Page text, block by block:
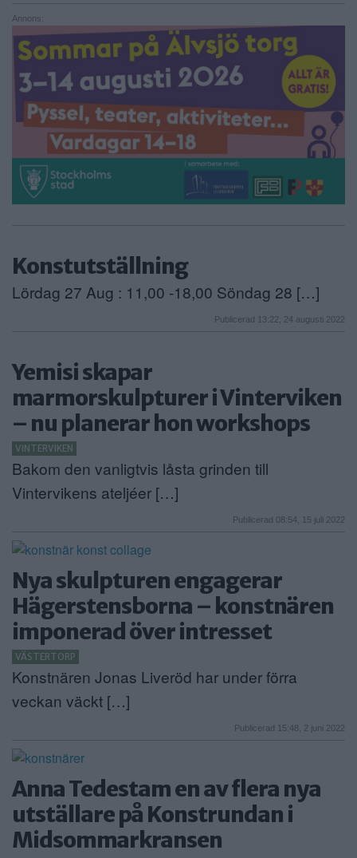
Annons:
Konstutställning
Lördag 27 Aug : 11,00 -18,00 Söndag 28 […]
Publicerad 13:22, 24 augusti 2022
Yemisi skapar
marmorskulpturer i Vinterviken
– nu planerar hon workshops
VINTERVIKEN
Bakom den vanligtvis låsta grinden till
Vintervikens ateljéer […]
Publicerad 08:54, 15 juli 2022
Nya skulpturen engagerar
Hägerstensborna – konstnären
imponerad över intresset
VÄSTERTORP
Konstnären Jonas Liveröd har under förra
veckan väckt […]
Publicerad 15:48, 2 juni 2022
Anna Tedestam en av flera nya
utställare på Konstrundan i
Midsommarkransen